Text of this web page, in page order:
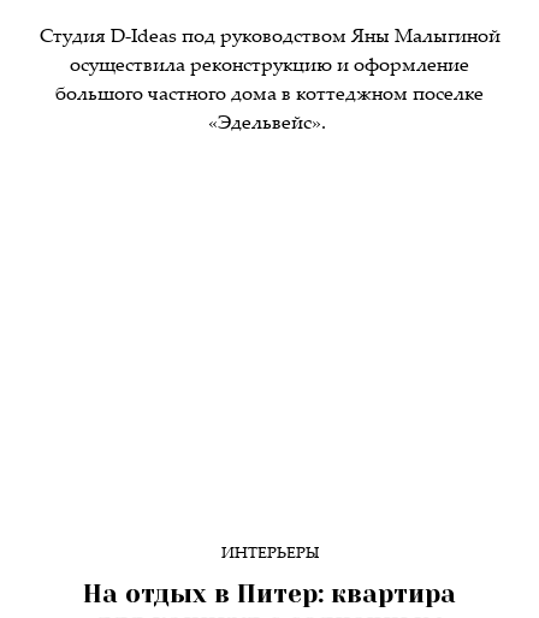
Студия D-Ideas под руководством Яны Малыгиной
осуществила реконструкцию и оформление
большого частного дома в коттеджном поселке
«Эдельвейс».
ИНТЕРЬЕРЫ
На отдых в Питер: квартира